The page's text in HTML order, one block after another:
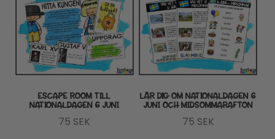
ESCAPE ROOM TILL
NATIONALDAGEN 6 JUNI
75 SEK
LÄR DIG OM NATIONALDAGEN 6
JUNI OCH MIDSOMMARAFTON
75 SEK